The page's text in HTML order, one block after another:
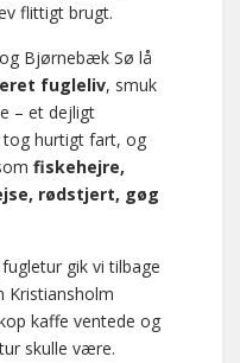
flittigt brugt.
Bjørnebæk Sø lå
fugleliv, smuk
– et dejligt
tog hurtigt fart, og
fiskehejre,
rødstjert, gøg
gik vi tilbage
Kristiansholm
kaffe ventede og
skulle være.